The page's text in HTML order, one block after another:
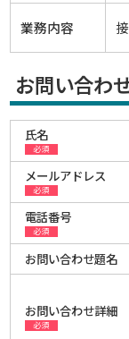
業務内容
お問い合わ
氏名
必須
メールアドレス
必須
電話番号
必須
お問い合わせ題名
お問い合わせ詳細
必須